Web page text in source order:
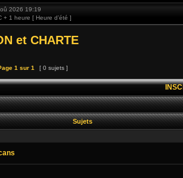
2026 19:19
+ 1 heure [ Heure d’été ]
et CHARTE
1 sur 1 [ 0 sujets ]
Sujets